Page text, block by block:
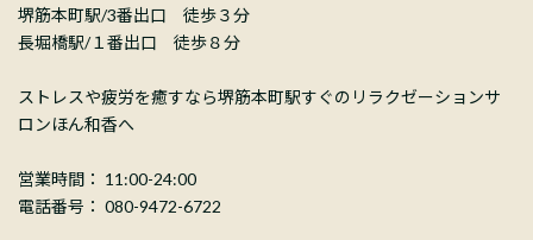
堺筋本町駅/3番出口 徒歩３分
長堀橋駅/１番出口 徒歩８分
ストレスや疲労を癒すなら堺筋本町駅すぐのリラクゼーションサ
ロンほん和香へ
営業時間： 11:00-24:00
電話番号： 080-9472-6722